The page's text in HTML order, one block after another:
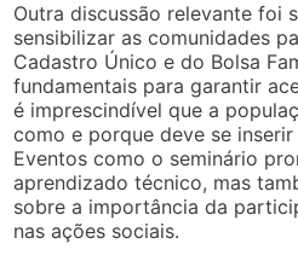
Outra discussão relevante foi
sensibilizar as comunidades
Cadastro Único e do Bolsa
fundamentais para garantir
é imprescindível que a
como e porque deve se inserir
Eventos como o seminário
aprendizado técnico, mas
sobre a importância da
nas ações sociais.